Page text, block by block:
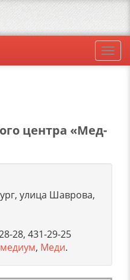
центра «Мед-
улица Шаврова,
28, 431-29-25
, Меди.